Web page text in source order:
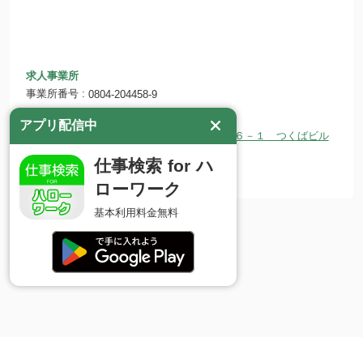
求人事業所
事業所番号
0804-204458-9
〒305-0032 茨城県つくば市竹園１－６－１ つくばビル
ホームページ
http://www.wdb.com
アプリ配信中
仕事検索 for ハ
ローワーク
基本利用料金無料